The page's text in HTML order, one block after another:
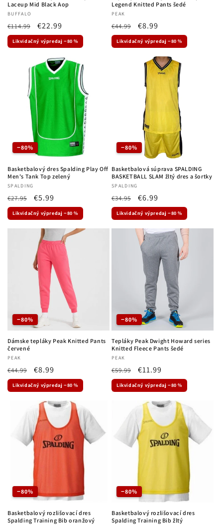
Laceup Mid Black Aop
Dodávateľ:
BUFFALO
Normálna
cena
€114.99
Cena
po
zľave
€22.99
Likvidačný výpredaj −80 %
Legend Knitted Pants šedé
Dodávateľ:
PEAK
Normálna
cena
€44.99
Cena
po
zľave
€8.99
Likvidačný výpredaj −80 %
−80%
Basketbalový dres Spalding Play Off
Men's Tank Top zelený
Dodávateľ:
SPALDING
Normálna
cena
€27.95
Cena
po
zľave
€5.99
Likvidačný výpredaj −80 %
−80%
Basketbalová súprava SPALDING
BASKETBALL SLAM žltý dres a šortky
Dodávateľ:
SPALDING
Normálna
cena
€34.95
Cena
po
zľave
€6.99
Likvidačný výpredaj −80 %
−80%
Dámske tepláky Peak Knitted Pants
červené
Dodávateľ:
PEAK
Normálna
cena
€44.99
Cena
po
zľave
€8.99
Likvidačný výpredaj −80 %
−80%
Tepláky Peak Dwight Howard series
Knitted Fleece Pants šedé
Dodávateľ:
PEAK
Normálna
cena
€59.99
Cena
po
zľave
€11.99
Likvidačný výpredaj −80 %
−80%
Basketbalový rozlišovací dres
Spalding Training Bib oranžový
−80%
Basketbalový rozlišovací dres
Spalding Training Bib žltý